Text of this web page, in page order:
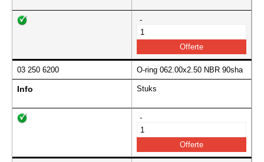
-
03 250 6200 O-ring 062.00x2.50 NBR 90sha
Info Stuks
-